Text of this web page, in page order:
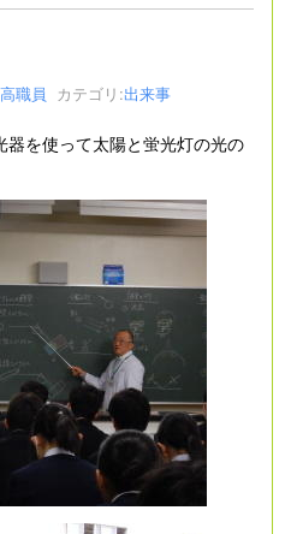
職員 カテゴリ:出来事
器を使って太陽と蛍光灯の光の